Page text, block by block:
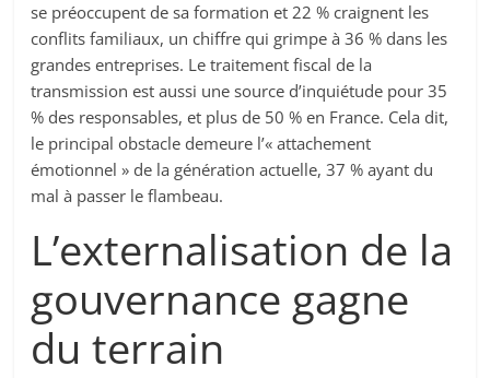
se préoccupent de sa formation et 22 % craignent les
conflits familiaux, un chiffre qui grimpe à 36 % dans les
grandes entreprises. Le traitement fiscal de la
transmission est aussi une source d’inquiétude pour 35
% des responsables, et plus de 50 % en France. Cela dit,
le principal obstacle demeure l’« attachement
émotionnel » de la génération actuelle, 37 % ayant du
mal à passer le flambeau.
L’externalisation de la
gouvernance gagne
du terrain